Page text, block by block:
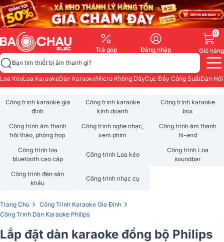
Trả góp Đăng nhập
0
Giỏ hàng
Bạn tìm thiết bị âm thanh gì?
Loa KéoLoa KaraokeDàn KaraokeMicro Không DâyCục Đẩy Công SuấtDàn
Công trình karaoke gia
đình
Công trình karaoke
kinh doanh
Công trình karaoke
box
Công trình âm thanh
hội thảo, phòng họp
Công trình nghe nhạc,
xem phim
Công trình âm thanh
hi-end
Công trình loa
bluetooth cao cấp
Công trình Loa kéo
Công trình Loa
soundbar
Công trình đèn sân
khấu
Công trình nhạc cụ
Trang Chủ › Công Trình Karaoke Gia Đình ›
Công Trình Dàn Karaoke Philips
Lắp đặt dàn karaoke đồng bộ Philips